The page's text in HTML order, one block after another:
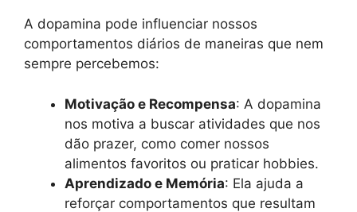
A dopamina pode influenciar nossos
comportamentos diários de maneiras que nem
sempre percebemos:
Motivação e Recompensa: A dopamina
nos motiva a buscar atividades que nos
dão prazer, como comer nossos
alimentos favoritos ou praticar hobbies.
Aprendizado e Memória: Ela ajuda a
reforçar comportamentos que resultam